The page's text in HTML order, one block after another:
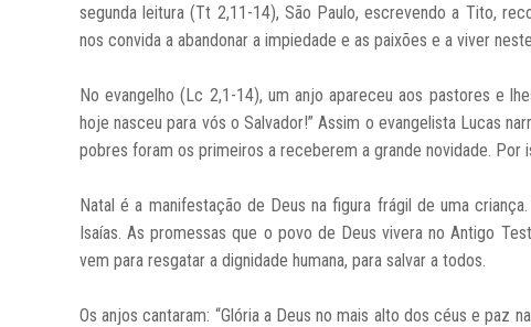
segunda leitura (Tt 2,11-14), São Paulo, escrevendo a Tito,
nos convida a abandonar a impiedade e as paixões e a viver
No evangelho (Lc 2,1-14), um anjo apareceu aos pastores e
hoje nasceu para vós o Salvador!” Assim o evangelista Lucas
pobres foram os primeiros a receberem a grande novidade. Por
Natal é a manifestação de Deus na figura frágil de uma
Isaías. As promessas que o povo de Deus vivera no Antigo
vem para resgatar a dignidade humana, para salvar a todos.
Os anjos cantaram: “Glória a Deus no mais alto dos céus e paz